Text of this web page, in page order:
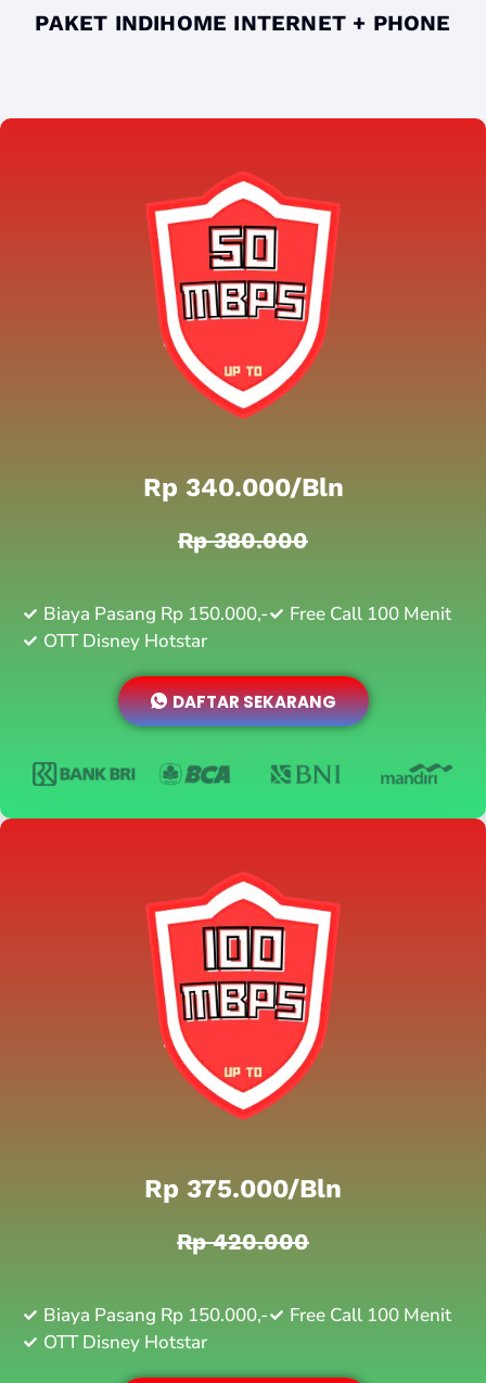
PAKET INDIHOME INTERNET + PHONE
Rp 340.000/bln
Rp 380.000
Biaya Pasang Rp 150.000,-
Free Call 100 Menit
OTT Disney Hotstar
DAFTAR SEKARANG
Rp 375.000/bln
Rp 420.000
Biaya Pasang Rp 150.000,-
Free Call 100 Menit
OTT Disney Hotstar